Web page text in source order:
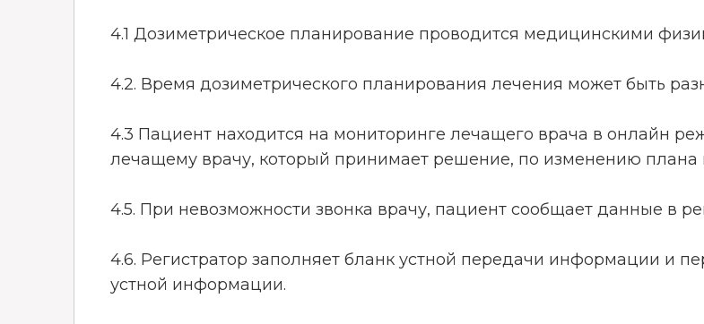
4.1 Дозиметрическое планирование проводится медицинскими
4.2. Время дозиметрического планирования лечения может быть
4.3 Пациент находится на мониторинге лечащего врача в онлайн
лечащему врачу, который принимает решение, по изменению плана
4.5. При невозможности звонка врачу, пациент сообщает данные в
4.6. Регистратор заполняет бланк устной передачи информации и
устной информации.